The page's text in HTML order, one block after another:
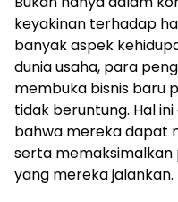
keyakinan terhadap
banyak aspek
dunia usaha, para
membuka bisnis baru
tidak beruntung. Hal
bahwa mereka dapat
serta memaksimalkan
yang mereka jalankan.